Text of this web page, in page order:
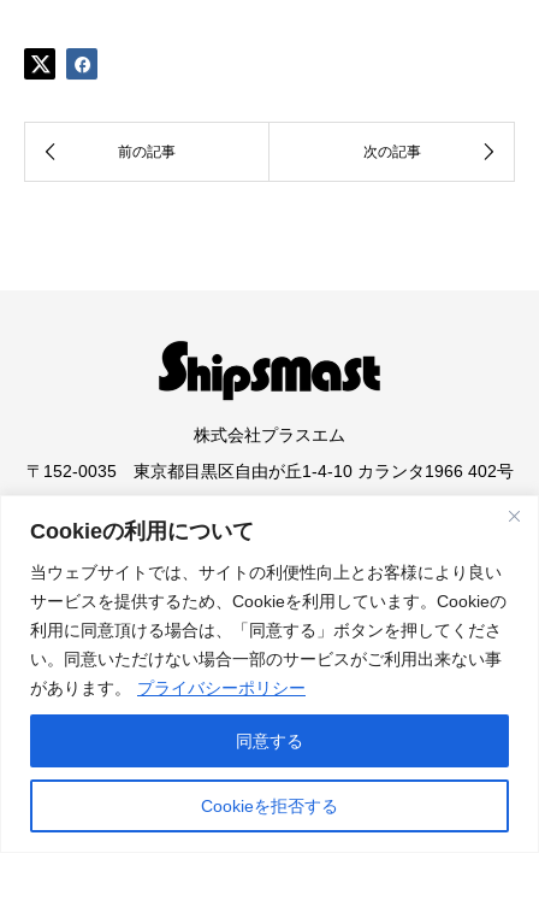
Cookieの利用について
当ウェブサイトでは、サイトの利便性向上とお客様により良い
サービスを提供するため、Cookieを利用しています。Cookieの
利用に同意頂ける場合は、「同意する」ボタンを押してくださ
い。同意いただけない場合一部のサービスがご利用出来ない事
があります。
プライバシーポリシー
Cookieを拒否する
同意する
株式会社プラスエム
〒152-0035 東京都目黒区自由が丘1-4-10 カランタ1966 402号
ONLINE SHOP ABOUT US
EVENT SHOP LIST
WARRANTY
Copyright © Shipsmast | シップスマスト公式 | 女性用釣りウエ